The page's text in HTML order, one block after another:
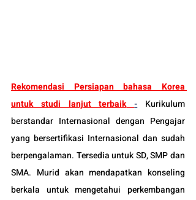
Rekomendasi Persiapan bahasa Korea
untuk studi lanjut terbaik
-
Kurikulum
berstandar Internasional dengan Pengajar
yang bersertifikasi Internasional dan sudah
berpengalaman. Tersedia untuk SD, SMP dan
SMA. Murid akan mendapatkan konseling
berkala untuk mengetahui perkembangan